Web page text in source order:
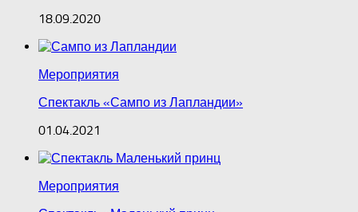
18.09.2020
Мероприятия
Спектакль «Сампо из Лапландии»
01.04.2021
Мероприятия